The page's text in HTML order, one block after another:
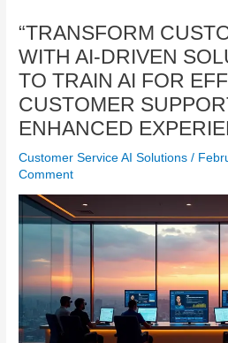
“TRANSFORM
WITH AI-DRIVEN
TO TRAIN AI FOR
CUSTOMER
ENHANCED
Customer Service AI Solutions /
Comment